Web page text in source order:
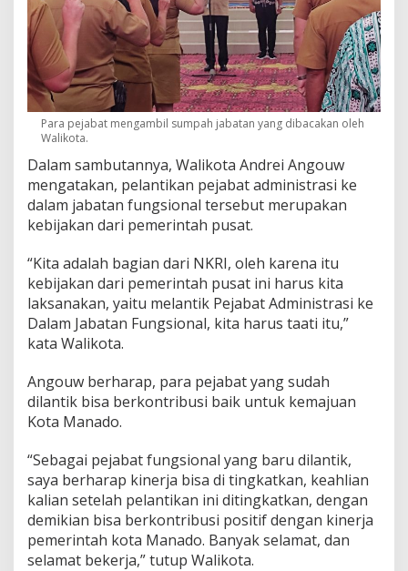
Para pejabat mengambil sumpah jabatan yang dibacakan oleh
Walikota.
Dalam sambutannya, Walikota Andrei Angouw
mengatakan, pelantikan pejabat administrasi ke
dalam jabatan fungsional tersebut merupakan
kebijakan dari pemerintah pusat.
“Kita adalah bagian dari NKRI, oleh karena itu
kebijakan dari pemerintah pusat ini harus kita
laksanakan, yaitu melantik Pejabat Administrasi ke
Dalam Jabatan Fungsional, kita harus taati itu,”
kata Walikota.
Angouw berharap, para pejabat yang sudah
dilantik bisa berkontribusi baik untuk kemajuan
Kota Manado.
“Sebagai pejabat fungsional yang baru dilantik,
saya berharap kinerja bisa di tingkatkan, keahlian
kalian setelah pelantikan ini ditingkatkan, dengan
demikian bisa berkontribusi positif dengan kinerja
pemerintah kota Manado. Banyak selamat, dan
selamat bekerja,” tutup Walikota.